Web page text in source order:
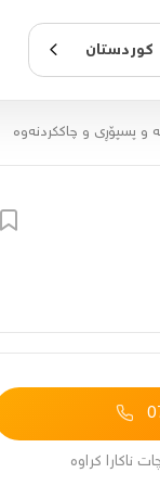
کوردستان
و پسپۆڕی و چاککردنەوە
ناکارا کراوە